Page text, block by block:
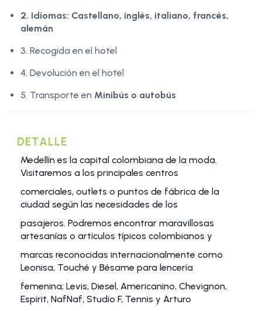
2. Idiomas: Castellano, inglés, italiano, francés,
alemán
3. Recogida en el hotel
4. Devolución en el hotel
5. Transporte en Minibús o autobús
DETALLE
Medellín es la capital colombiana de la moda.
Visitaremos a los principales centros
comerciales, outlets o puntos de fábrica de la
ciudad según las necesidades de los
pasajeros. Podremos encontrar maravillosas
artesanías o artículos típicos colombianos y
marcas reconocidas internacionalmente como
Leonisa, Touché y Bésame para lencería
femenina; Levis, Diesel, Americanino, Chevignon,
Espirit, NafNaf, Studio F, Tennis y Arturo